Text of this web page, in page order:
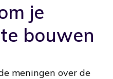
je
bouwen
meningen over de